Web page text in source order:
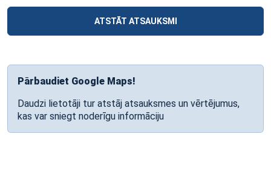
ATSTĀT ATSAUKSMI
Pārbaudiet Google Maps!
Daudzi lietotāji tur atstāj atsauksmes un vērtējumus,
kas var sniegt noderīgu informāciju